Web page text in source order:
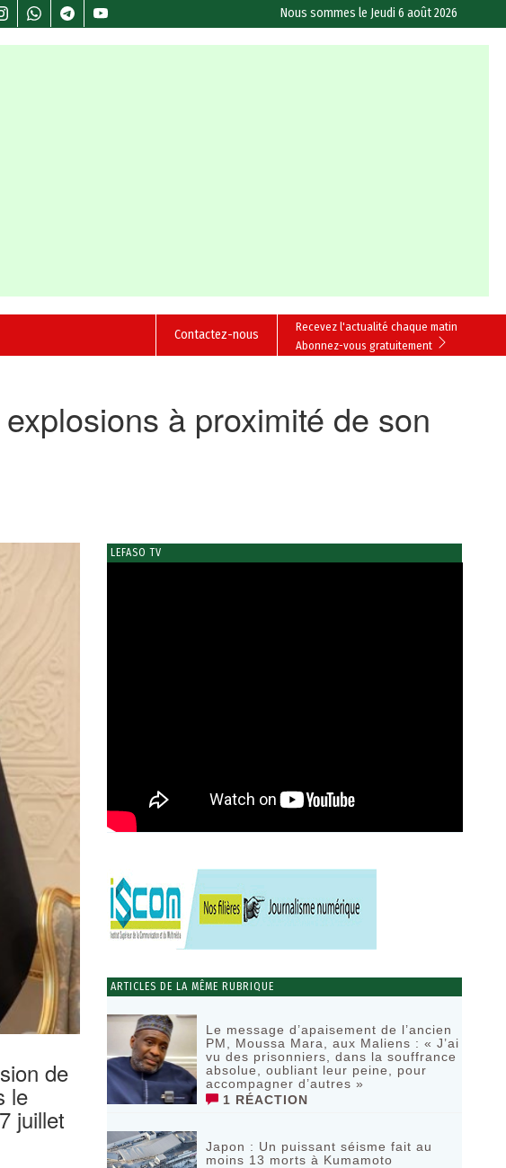
Nous sommes le Jeudi 6 août 2026
Recevez l'actualité chaque matin
Abonnez-vous gratuitement
Contactez-nous
à proximité de son
de
le
juillet
LEFASO TV
ARTICLES DE LA MÊME RUBRIQUE
Le message d’apaisement de l’ancien
PM, Moussa Mara, aux Maliens : « J’ai
vu des prisonniers, dans la souffrance
absolue, oubliant leur peine, pour
accompagner d’autres »
1 RÉACTION
‎Japon : Un puissant séisme fait au
moins 13 morts à Kumamoto ‎